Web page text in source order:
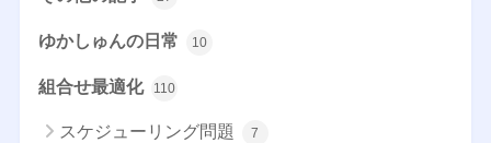
ゆかしゅんの日常 10
組合せ最適化 110
スケジューリング問題 7